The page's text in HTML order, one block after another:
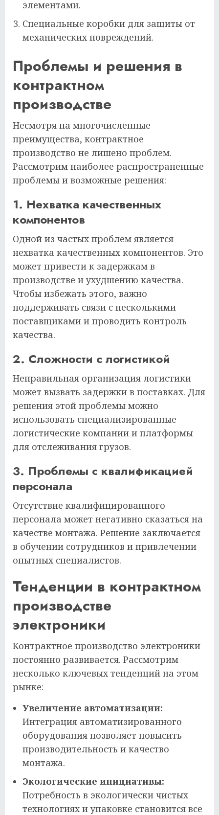
элементами.
Специальные коробки для защиты от
механических повреждений.
Проблемы и решения в
контрактном
производстве
Несмотря на многочисленные
преимущества, контрактное
производство не лишено проблем.
Рассмотрим наиболее распространенные
проблемы и возможные решения:
1. Нехватка качественных
компонентов
Одной из частых проблем является
нехватка качественных компонентов. Это
может привести к задержкам в
производстве и ухудшению качества.
Чтобы избежать этого, важно
поддерживать связи с несколькими
поставщиками и проводить контроль
качества.
2. Сложности с логистикой
Неправильная организация логистики
может вызвать задержки в поставках. Для
решения этой проблемы можно
использовать специализированные
логистические компании и платформы
для отслеживания грузов.
3. Проблемы с квалификацией
персонала
Отсутствие квалифицированного
персонала может негативно сказаться на
качестве монтажа. Решение заключается
в обучении сотрудников и привлечении
опытных специалистов.
Тенденции в контрактном
производстве
электроники
Контрактное производство электроники
постоянно развивается. Рассмотрим
несколько ключевых тенденций на этом
рынке:
Увеличение автоматизации:
Интеграция автоматизированного
оборудования позволяет повысить
производительность и качество
монтажа.
Экологические инициативы:
Потребность в экологически чистых
технологиях и упаковке становится все